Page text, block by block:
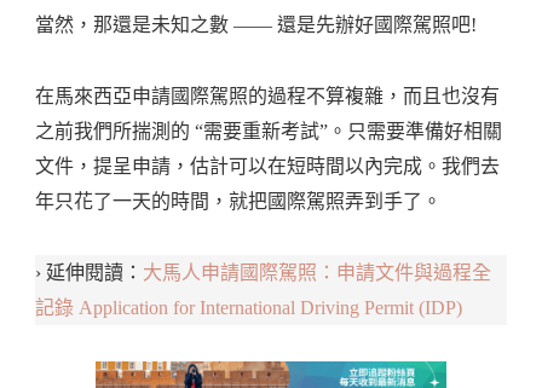
當然，那還是未知之數 —— 還是先辦好國際駕照吧!
在馬來西亞申請國際駕照的過程不算複雜，而且也沒有
之前我們所揣測的 “需要重新考試”。只需要準備好相關
文件，提呈申請，估計可以在短時間以內完成。我們去
年只花了一天的時間，就把國際駕照弄到手了。
› 延伸閱讀： 大馬人申請國際駕照：申請文件與過程全
記錄 Application for International Driving Permit (IDP)